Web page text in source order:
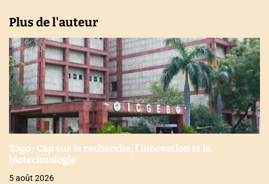
Plus de l'auteur
Togo : Cap sur la recherche, l’innovation et la
biotechnologie
5 août 2026